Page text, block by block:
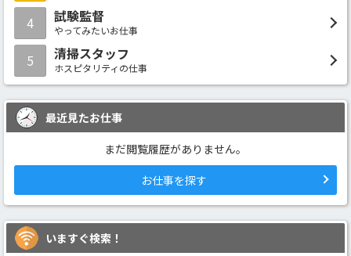
4 試験監督
やってみたいお仕事
5 清掃スタッフ
ホスピタリティの仕事
最近見たお仕事
まだ閲覧履歴がありません。
お仕事を探す
いますぐ検索！